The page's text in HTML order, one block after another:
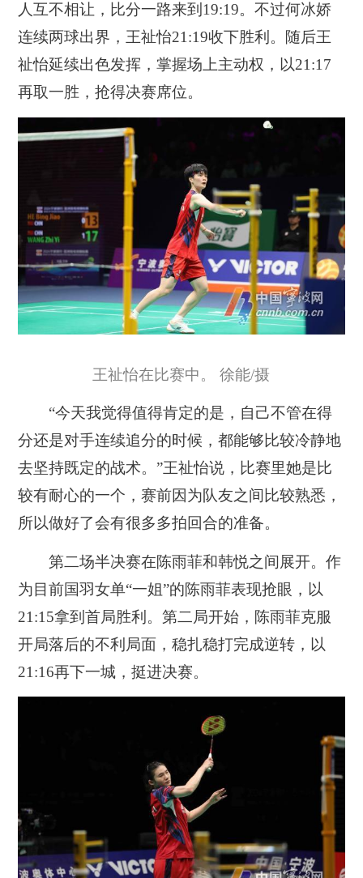
人互不相让，比分一路来到19:19。不过何冰娇
连续两球出界，王祉怡21:19收下胜利。随后王
祉怡延续出色发挥，掌握场上主动权，以21:17
再取一胜，抢得决赛席位。
王祉怡在比赛中。 徐能/摄
“今天我觉得值得肯定的是，自己不管在得
分还是对手连续追分的时候，都能够比较冷静地
去坚持既定的战术。”王祉怡说，比赛里她是比
较有耐心的一个，赛前因为队友之间比较熟悉，
所以做好了会有很多多拍回合的准备。
第二场半决赛在陈雨菲和韩悦之间展开。作
为目前国羽女单“一姐”的陈雨菲表现抢眼，以
21:15拿到首局胜利。第二局开始，陈雨菲克服
开局落后的不利局面，稳扎稳打完成逆转，以
21:16再下一城，挺进决赛。